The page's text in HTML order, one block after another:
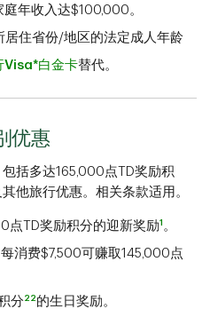
年收入达$100,000。
居住省份/地区的法定成人年龄
Visa*白金卡替代。
优惠
包括多达165,000点TD奖励积
其他旅行优惠。相关条款适用。
点TD奖励积分的迎新奖励1 。
消费$7,500可赚取145,000点
分22 的生日奖励。